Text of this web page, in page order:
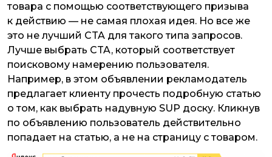
товара с помощью соответствующего призыва
к действию — не самая плохая идея. Но все же
это не лучший CTA для такого типа запросов.
Лучше выбрать CTA, который соответствует
поисковому намерению пользователя.
Например, в этом объявлении рекламодатель
предлагает клиенту прочесть подробную статью
о том, как выбрать надувную SUP доску. Кликнув
по объявлению пользователь действительно
попадает на статью, а не на страницу с товаром.